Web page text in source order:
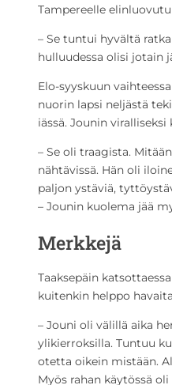
Tampereelle
– Se tuntui hyvältä
hulluudessa olisi jotain
Elo-syyskuun
nuorin lapsi neljästä
iässä. Jounin viralliseksi
– Se oli traagista.
nähtävissä. Hän oli
paljon ystäviä,
– Jounin kuolema jää
Merkkejä
Taaksepäin
kuitenkin helppo
– Jouni oli välillä aika
ylikierroksilla. Tuntuu
otetta oikein mistään.
Myös rahan käytössä